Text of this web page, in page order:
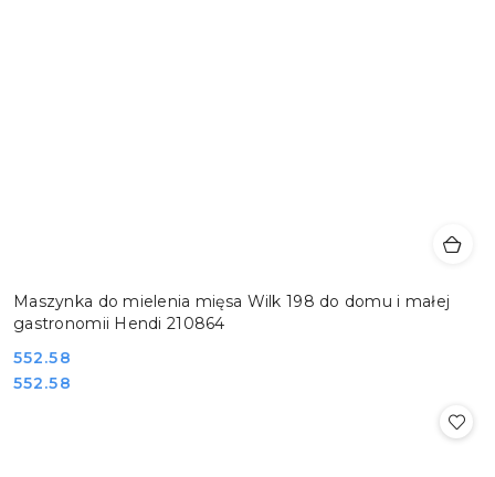
Maszynka do mielenia mięsa Wilk 198 do domu i małej
gastronomii Hendi 210864
Cena:
552.58
Cena:
552.58